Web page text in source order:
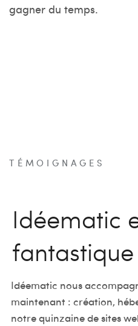
gagner du temps.
TÉMOIGNAGES
Idéematic
Idéematic nous
maintenant : création,
notre quinzaine de sites
On forme
équipe !
Ayant commencé le
application mobile avec
j’ai très vite été confronté
accueil
efficacité
Notre objectif était la